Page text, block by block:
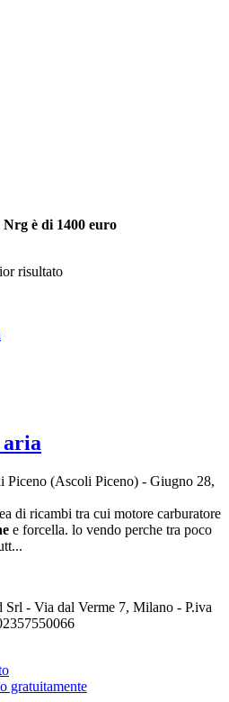
è di 1400 euro
risultato
aria
Piceno (Ascoli Piceno) - Giugno 28,
di ricambi tra cui motore carburatore
e forcella. lo vendo perche tra poco
- Via dal Verme 7, Milano - P.iva
gratuitamente